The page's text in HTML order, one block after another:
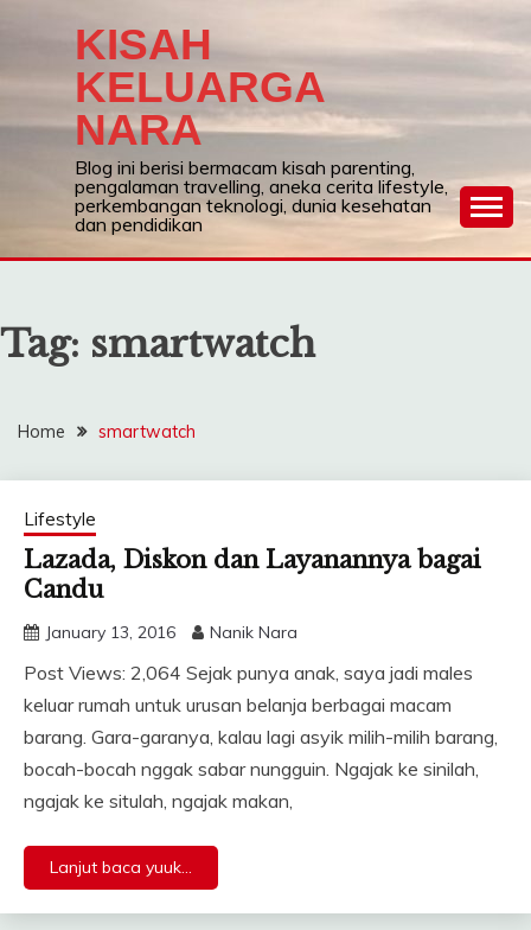
KISAH
KELUARGA
NARA
Blog ini berisi bermacam kisah parenting,
pengalaman travelling, aneka cerita lifestyle,
perkembangan teknologi, dunia kesehatan
dan pendidikan
Tag: smartwatch
Home smartwatch
Lifestyle
Lazada, Diskon dan Layanannya bagai
Candu
January 13, 2016 Nanik Nara
Post Views: 2,064 Sejak punya anak, saya jadi males
keluar rumah untuk urusan belanja berbagai macam
barang. Gara-garanya, kalau lagi asyik milih-milih barang,
bocah-bocah nggak sabar nungguin. Ngajak ke sinilah,
ngajak ke situlah, ngajak makan,
Lanjut baca yuuk...